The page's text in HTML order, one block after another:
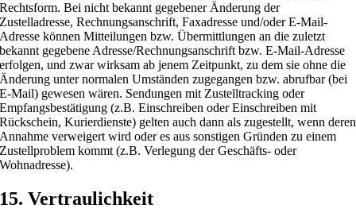
Rechtsform. Bei nicht bekannt gegebener Änderung der
Zustelladresse, Rechnungsanschrift, Faxadresse und/oder E-Mail-
Adresse können Mitteilungen bzw. Übermittlungen an die zuletzt
bekannt gegebene Adresse/Rechnungsanschrift bzw. E-Mail-Adresse
erfolgen, und zwar wirksam ab jenem Zeitpunkt, zu dem sie ohne die
Änderung unter normalen Umständen zugegangen bzw. abrufbar (bei
E-Mail) gewesen wären. Sendungen mit Zustelltracking oder
Empfangsbestätigung (z.B. Einschreiben oder Einschreiben mit
Rückschein, Kurierdienste) gelten auch dann als zugestellt, wenn deren
Annahme verweigert wird oder es aus sonstigen Gründen zu einem
Zustellproblem kommt (z.B. Verlegung der Geschäfts- oder
Wohnadresse).
15. Vertraulichkeit